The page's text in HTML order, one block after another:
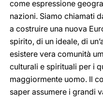
come espressione
nazioni. Siamo chiamati
a costruire una nuova
spirito, di un ideale, di
esistere vera comunità
culturali e spirituali per i
maggiormente uomo. Il
saper assumere i grandi